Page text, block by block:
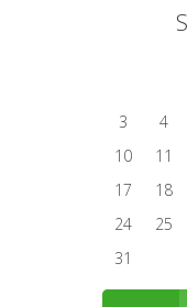
3
4
10
11
17
18
24
25
31